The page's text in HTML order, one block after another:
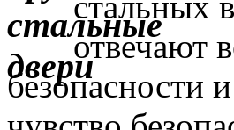
отвечают
безопасности